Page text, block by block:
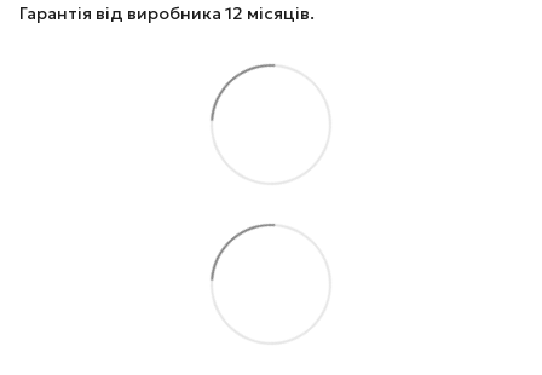
Гарантія від виробника 12 місяців.